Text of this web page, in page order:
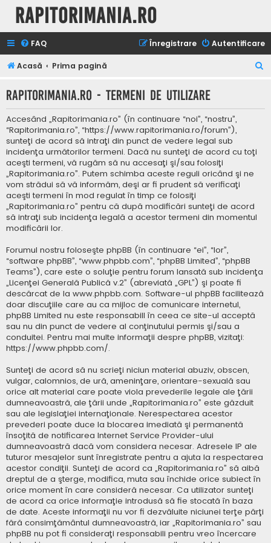
Rapitorimania.ro
FAQ Autentificare
Înregistrare
Acasă Prima pagină
t
Rapitorimania.ro - Termeni de utilizare
Accesând „Rapitorimania.ro” (în continuare “noi”, “nostru”,
“Rapitorimania.ro”, “https://www.rapitorimania.ro/forum”),
sunteţi de acord să intraţi din punct de vedere legal sub
incidenţa următorilor termeni. Dacă nu sunteţi de acord cu toţi
aceşti termeni, vă rugăm să nu accesaţi şi/sau folosiţi
„Rapitorimania.ro”. Putem schimba aceste reguli oricând şi ne
vom strădui să vă informăm, deşi ar fi prudent să verificaţi
aceşti termeni în mod regulat în timp ce folosiţi
„Rapitorimania.ro” pentru că după modificări sunteţi de acord
să intraţi sub incidenţa legală a acestor termeni din momentul
modificării lor.
Forumul nostru foloseşte phpBB (în continuare “ei”, “lor”,
“software phpBB”, “www.phpbb.com”, “phpBB Limited”, “phpBB
Teams”), care este o soluţie pentru forum lansată sub incidenţa
„Licenţei Generală Publică v.2” (abreviată „GPL”) şi poate fi
descărcat de la www.phpbb.com. Software-ul phpBB facilitează
doar discuţiile care au ca mijloc de comunicare internetul,
phpBB Limited nu este responsabill în ceea ce site-ul acceptă
sau nu din punct de vedere al conţinutului permis şi/sau a
conduitei. Pentru mai multe informaţii despre phpBB, vizitaţi:
https://www.phpbb.com/.
Sunteţi de acord să nu scrieţi niciun material abuziv, obscen,
vulgar, calomnios, de ură, ameninţare, orientare-sexuală sau
orice alt material care poate viola prevederile legale ale ţării
dumneavoastră, ale ţării unde „Rapitorimania.ro” este găzduit
sau ale legislaţiei internaţionale. Nerespectarea acestor
prevederi poate duce la blocarea imediată şi permanentă
însoţită de notificarea Internet Service Provider-ului
dumneavoastră dacă vom considera necesar. Adresele IP ale
tuturor mesajelor sunt înregistrate pentru a ajuta la respectarea
acestor condiţii. Sunteţi de acord ca „Rapitorimania.ro” să aibă
dreptul de a şterge, modifica, muta sau închide orice subiect în
orice moment în care consideră necesar. Ca utilizator sunteţi
de acord ca orice informaţie introdusă să fie stocată în baza
de date. Aceste informaţii nu vor fi dezvăluite niciunei terţe părţi
fără consimţământul dumneavoastră, iar „Rapitorimania.ro” sau
phpBB nu pot fi consideraţi responsabili pentru vreo încercare